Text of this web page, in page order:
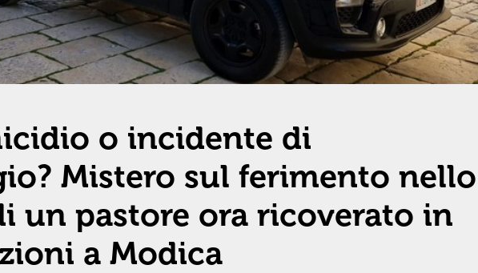
o incidente di
Mistero sul ferimento nello
un pastore ora ricoverato in
a Modica